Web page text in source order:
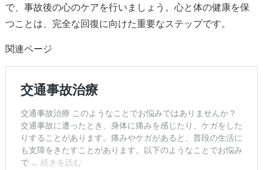
で、事故後の心のケアを行いましょう。心と体の健康を保
つことは、完全な回復に向けた重要なステップです。
関連ページ